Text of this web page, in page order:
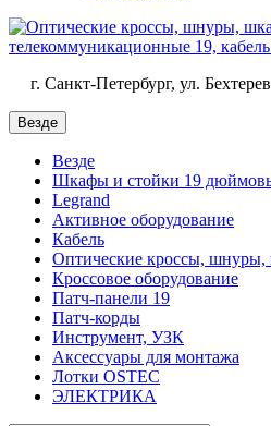
г. Санкт-Петербург, ул.
Везде
Везде
Шкафы и стойки 19
Legrand
Активное оборудование
Кабель
Оптические кроссы, шнуры,
Кроссовое оборудование
Патч-панели 19
Патч-корды
Инструмент, УЗК
Аксессуары для монтажа
Лотки OSTEC
ЭЛЕКТРИКА